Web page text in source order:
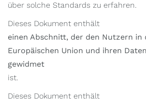
über solche Standards zu erfahren.
Dieses Dokument enthält
einen Abschnitt, der den Nutzern in
Europäischen Union und ihren
gewidmet
ist.
Dieses Dokument enthält